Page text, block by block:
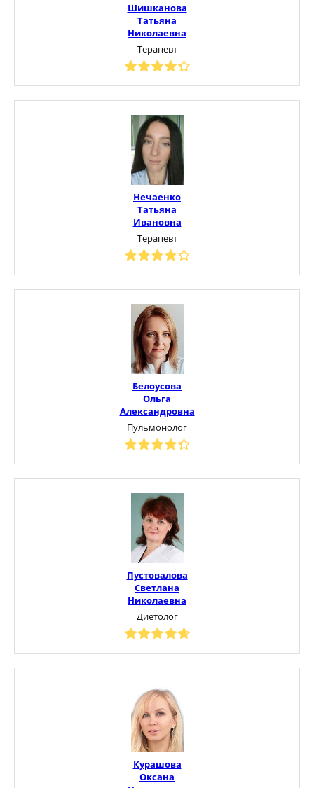
Шишканова
Татьяна
Николаевна
Терапевт
Нечаенко
Татьяна
Ивановна
Терапевт
Белоусова
Ольга
Александровна
Пульмонолог
Пустовалова
Светлана
Николаевна
Диетолог
Курашова
Оксана